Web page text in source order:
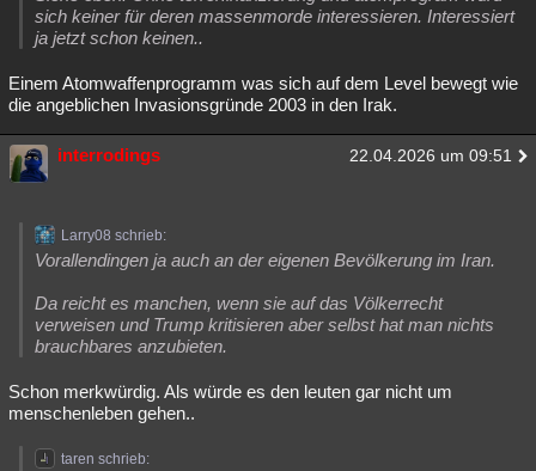
sich keiner für deren massenmorde interessieren. Interessiert
ja jetzt schon keinen..
Einem Atomwaffenprogramm was sich auf dem Level bewegt wie
die angeblichen Invasionsgründe 2003 in den Irak.
interrodings 22.04.2026 um 09:51
Larry08 schrieb:
Vorallendingen ja auch an der eigenen Bevölkerung im Iran.
Da reicht es manchen, wenn sie auf das Völkerrecht
verweisen und Trump kritisieren aber selbst hat man nichts
brauchbares anzubieten.
Schon merkwürdig. Als würde es den leuten gar nicht um
menschenleben gehen..
taren schrieb: